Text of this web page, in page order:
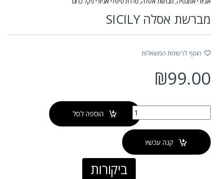
מברשת אסלה SICILY
הוסף לרשימת המשאלות
₪99.00
הוספה לסל
קנה עכשיו
ביקורות